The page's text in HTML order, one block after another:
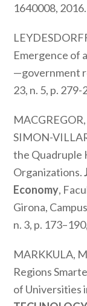
1640008, 2016.
Emergence of
—government
23, n. 5, p. 279-
SIMON-
the Quadruple
Organizations.
Economy,
Girona,
n. 3, p.
MARKKULA,
Regions
of Universities